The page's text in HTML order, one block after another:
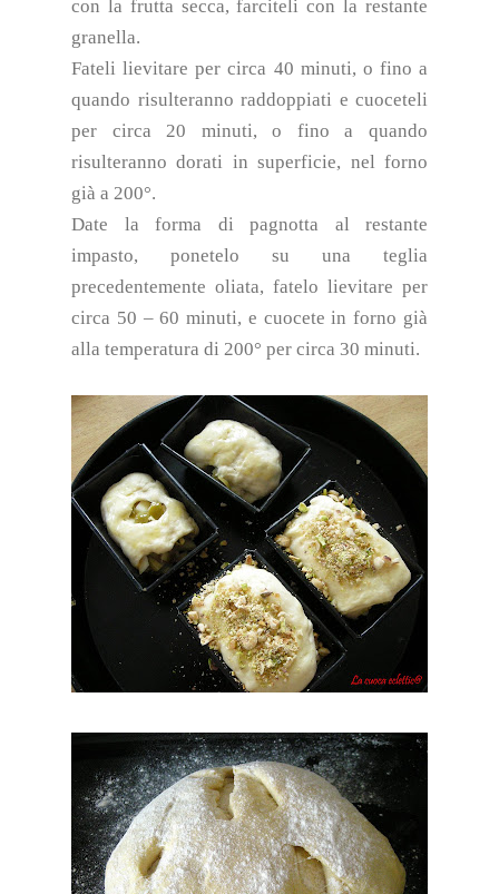
con la frutta secca, farciteli con la restante
granella.
Fateli lievitare per circa 40 minuti, o fino a
quando risulteranno raddoppiati e cuoceteli
per circa 20 minuti, o fino a quando
risulteranno dorati in superficie, nel forno
già a 200°.
Date la forma di pagnotta al restante
impasto, ponetelo su una teglia
precedentemente oliata, fatelo lievitare per
circa 50 – 60 minuti, e cuocete in forno già
alla temperatura di 200° per circa 30 minuti.